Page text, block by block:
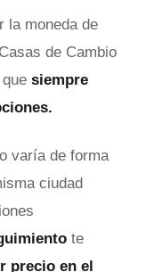
la moneda de
de Cambio
siempre
varía de forma
ciudad
te
precio en el